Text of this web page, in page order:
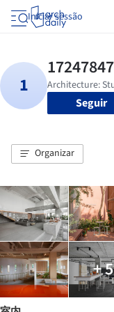
Iniciar sessão
Seguir
Organizar
+ 5